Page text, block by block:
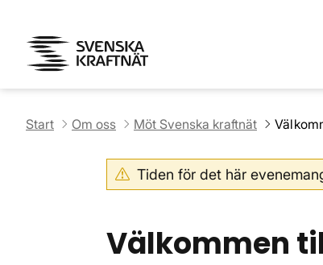
Start Om oss Möt Svenska kraftnät
Tiden för det här
Välkommen